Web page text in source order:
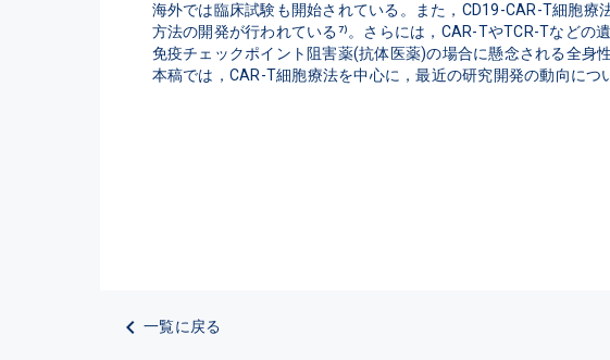
海外では臨床試験も開始されている。また，CD19-CAR-T細胞
方法の開発が行われている⁷⁾。さらには，CAR-TやTCR-Tなどの
免疫チェックポイント阻害薬(抗体医薬)の場合に懸念される全身
本稿では，CAR-T細胞療法を中心に，最近の研究開発の動向につ
一覧に戻る